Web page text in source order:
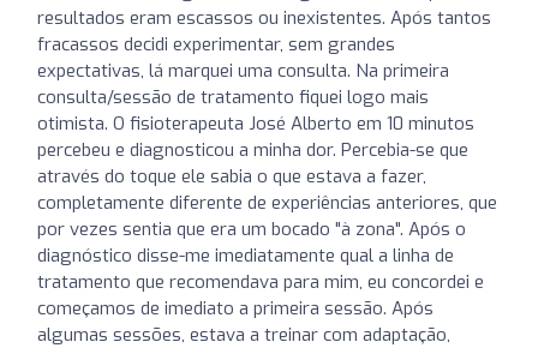
resultados eram escassos ou inexistentes. Após tantos
fracassos decidi experimentar, sem grandes
expectativas, lá marquei uma consulta. Na primeira
consulta/sessão de tratamento fiquei logo mais
otimista. O fisioterapeuta José Alberto em 10 minutos
percebeu e diagnosticou a minha dor. Percebia-se que
através do toque ele sabia o que estava a fazer,
completamente diferente de experiências anteriores, que
por vezes sentia que era um bocado "à zona". Após o
diagnóstico disse-me imediatamente qual a linha de
tratamento que recomendava para mim, eu concordei e
começamos de imediato a primeira sessão. Após
algumas sessões, estava a treinar com adaptação,